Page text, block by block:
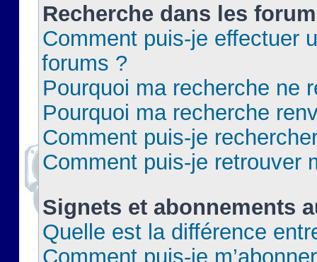
Recherche dans les
Comment puis-je effectuer
forums ?
Pourquoi ma recherche ne
Pourquoi ma recherche
Comment puis-je
Comment puis-je retrouver
Signets et abonnements
Quelle est la différence
Comment puis-je